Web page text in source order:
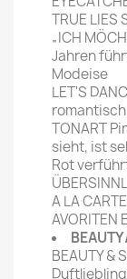
TRUE
„ICH
Jahren
Modeise
LET'S
romantisch
TONART
sieht, ist
Rot
A LA
BEAUTY &